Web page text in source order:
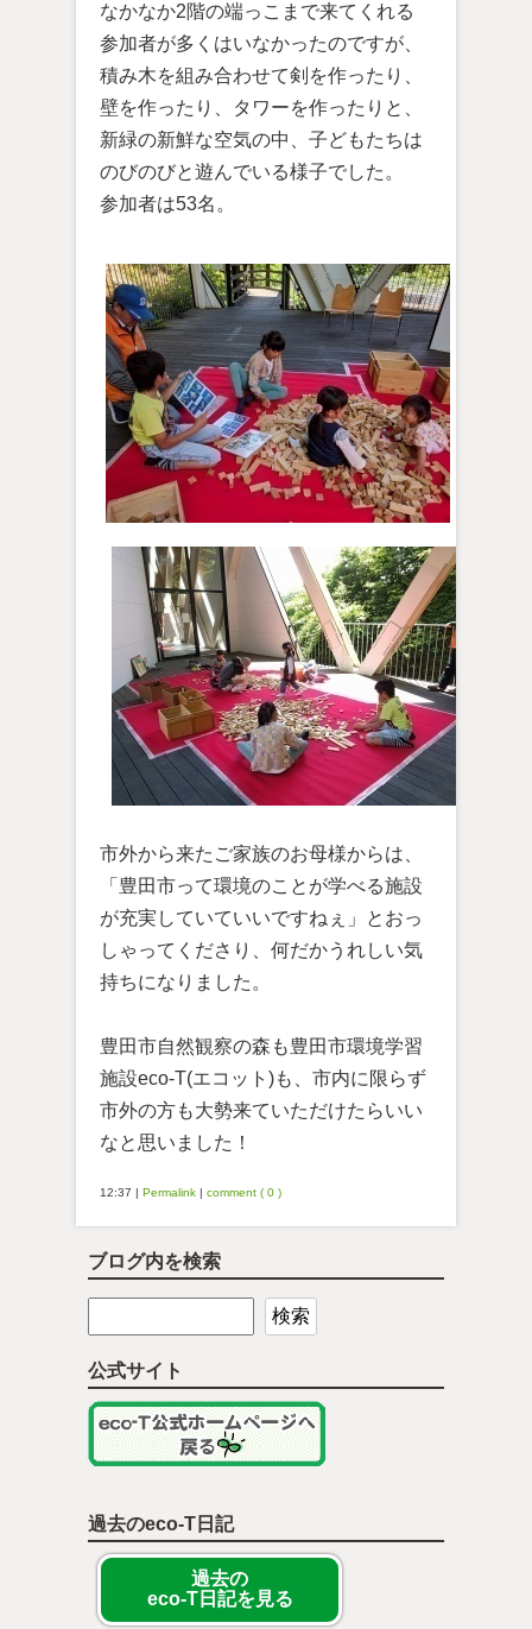
なかなか2階の端っこまで来てくれる
参加者が多くはいなかったのですが、
積み木を組み合わせて剣を作ったり、
壁を作ったり、タワーを作ったりと、
新緑の新鮮な空気の中、子どもたちは
のびのびと遊んでいる様子でした。
参加者は53名。
市外から来たご家族のお母様からは、
「豊田市って環境のことが学べる施設
が充実していていいですねぇ」とおっ
しゃってくださり、何だかうれしい気
持ちになりました。
豊田市自然観察の森も豊田市環境学習
施設eco-T(エコット)も、市内に限らず
市外の方も大勢来ていただけたらいい
なと思いました！
12:37 Permalink comment ( 0 )
ブログ内を検索
公式サイト
過去のeco-T日記
過去の
eco-T日記を見る